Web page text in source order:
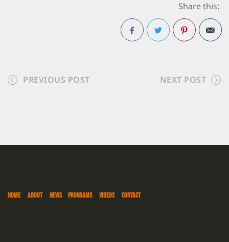
Share this:
PREVIOUS POST NEXT POST
HOME ABOUT NEWS PROGRAMS VIDEOS CONTACT